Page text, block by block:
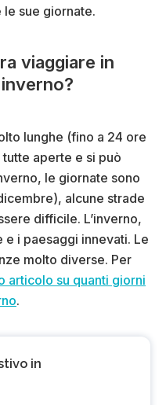
sue giornate.
viaggiare in
lunghe (fino a 24 ore
aperte e si può
le giornate sono
alcune strade
difficile. L’inverno,
e i paesaggi innevati. Le
molto diverse. Per
articolo su quanti giorni
.
in